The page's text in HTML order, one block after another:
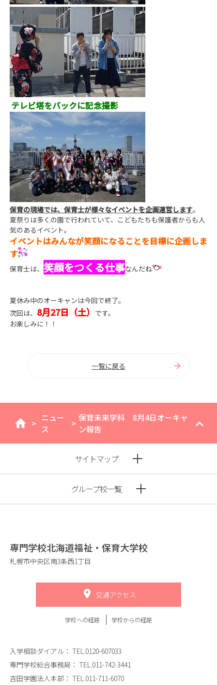
テレビ塔をバックに記念撮影
保育の現場では、保育士が様々なイベントを企画運営します。
夏祭りは多くの園で行われていて、こどもたちも保護者からも人
気のあるイベント。
イベントはみんなが笑顔になることを目標に企画しま
す
保育士は、 笑顔をつくる仕事なんだね
夏休み中のオーキャンは今回で終了。
次回は、 8月27日（土） です。
お楽しみに！！
一覧に戻る
home
> ニュー
ス
> 保育未来学科 8月4日オーキャ
ン報告
サイトマップ
グループ校一覧
専門学校北海道福祉・保育大学校
札幌市中央区南3条西1丁目
交通アクセス
学校への経路 学校からの経路
入学相談ダイアル： TEL.0120-607033
専門学校総合事務局： TEL.011-742-3441
吉田学園法人本部： TEL.011-711-6070